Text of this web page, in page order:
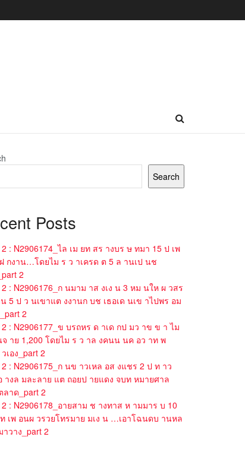
Search
Posts
2 : N2906174_ไล เม ยท สร างบร ษ ทมา 15 ป เพ
กงาน…โดยไม ร ว าเครด ต 5 ล านเป นช
2
2 : N2906176_ก นมาม าส งเง น 3 หม นให ผ วสร
5 ป ว นเขาแต งงานก บช เธอเด นเข าไปพร อม
2
2 : N2906177_ข บรถหร ด าเด กป มว าข ข า ไม
จ าย 1,200 โดยไม ร ว าล งคนน นค อว าท พ
เอง_part 2
2 : N2906175_ก นข าวเหล อส งแชร 2 ป ท าว
างล มละลาย แต ถอยป ายแดง จบท หมายศาล
ลาด_part 2
2 : N2906178_อายสาม ช างทาส ห ามมาร บ 10
เพ อนผ วรวยโทรมาย มเง น …เอาโฉนดบ านหล
าวาง_part 2